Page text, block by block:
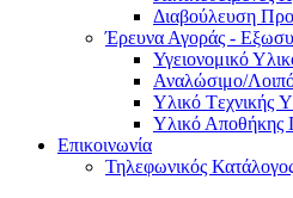
Διαβούλευση
Έρευνα Αγοράς -
Υγειονομικό
Αναλώσιμο/
Υλικό Tεχνικής
Υλικό Αποθήκης
Επικοινωνία
Τηλεφωνικός